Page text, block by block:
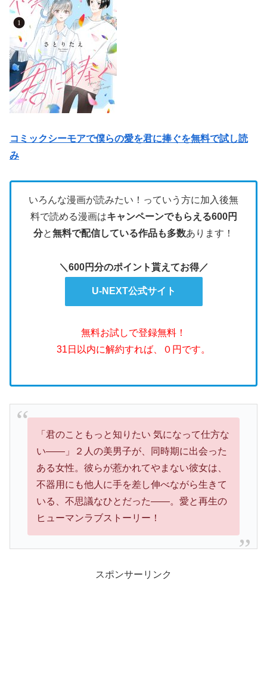
コミックシーモアで僕らの愛を君に捧ぐを無料で試し読
み
いろんな漫画が読みたい！っていう方に加入後無
料で読める漫画はキャンペーンでもらえる600円
分と無料で配信している作品も多数あります！
＼600円分のポイント貰えてお得／
U-NEXT公式サイト
無料お試しで登録無料！
31日以内に解約すれば、０円です。
「君のこともっと知りたい 気になって仕方な
い――」２人の美男子が、同時期に出会った
ある女性。彼らが惹かれてやまない彼女は、
不器用にも他人に手を差し伸べながら生きて
いる、不思議なひとだった――。愛と再生の
ヒューマンラブストーリー！
スポンサーリンク